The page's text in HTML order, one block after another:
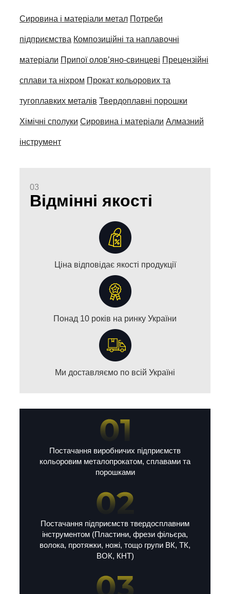
Сировина і матеріали метал Потреби
підприємства Композиційні та наплавочні
матеріали Припої олов’яно-свинцеві Прецензійні
сплави та ніхром Прокат кольорових та
тугоплавких металів Твердоплавні порошки
Хімічні сполуки Сировина і матеріали Алмазний
інструмент
03
Відмінні якості
Ціна відповідає якості продукції
Понад 10 років на ринку України
Ми доставляємо по всій Україні
Постачання виробничих підприємств
кольоровим металопрокатом, сплавами та
порошками
Постачання підприємств твердосплавним
інструментом (Пластини, фрези фільєра,
волока, протяжки, ножі, тощо групи ВК, ТК,
ВОК, КНТ)